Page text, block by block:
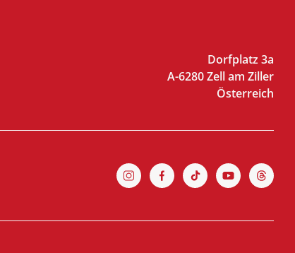
Dorfplatz 3a
A-6280 Zell am Ziller
Österreich